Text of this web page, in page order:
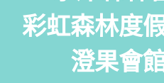
彩虹森林度
澄果會